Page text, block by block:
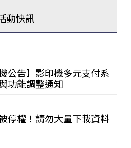
動快訊
機公告】影印機多元支付系
功能調整通知
停權！請勿大量下載資料